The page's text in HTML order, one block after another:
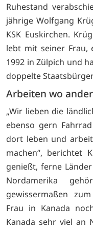
Ruhestand
jährige Wolfgang
KSK Euskirchen.
lebt mit seiner Frau,
1992 in Zülpich und
doppelte
Arbeiten wo
„Wir lieben die
ebenso gern
dort leben und
machen“, berichtet
genießt, ferne
Nordamerika
gewissermaßen
Frau in Kanada
Kanada sehr viel an